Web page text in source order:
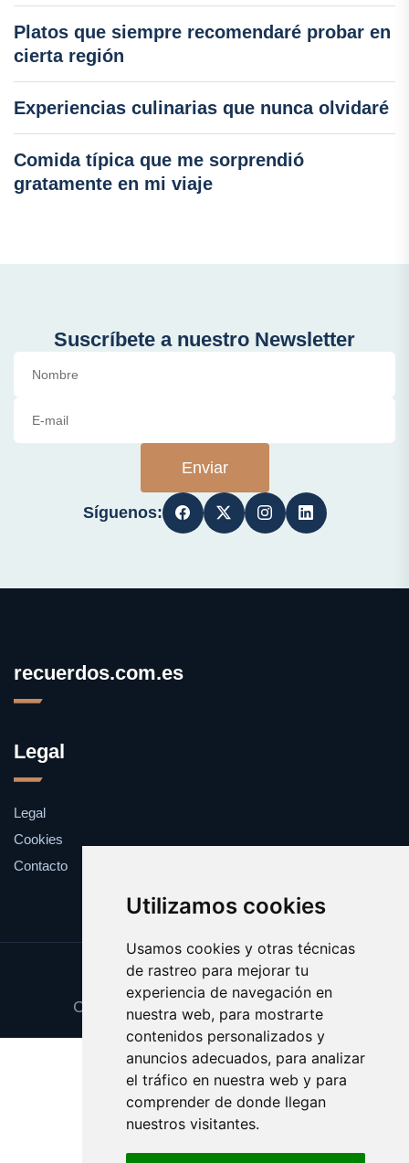
Utilizamos cookies
Usamos cookies y otras técnicas
de rastreo para mejorar tu
experiencia de navegación en
nuestra web, para mostrarte
contenidos personalizados y
anuncios adecuados, para analizar
el tráfico en nuestra web y para
comprender de donde llegan
nuestros visitantes.
Platos que siempre recomendaré probar en
cierta región
Experiencias culinarias que nunca olvidaré
Comida típica que me sorprendió
gratamente en mi viaje
Suscríbete a nuestro Newsletter
Enviar
Síguenos:
recuerdos.com.es
Legal
Legal
Cookies
Contacto
Update cookies preferences
Copyright © 2025 recuerdos.com.es